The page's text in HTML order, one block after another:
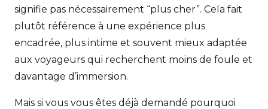
signifie pas nécessairement “plus cher”. Cela fait
plutôt référence à une expérience plus
encadrée, plus intime et souvent mieux adaptée
aux voyageurs qui recherchent moins de foule et
davantage d’immersion.
Mais si vous vous êtes déjà demandé pourquoi